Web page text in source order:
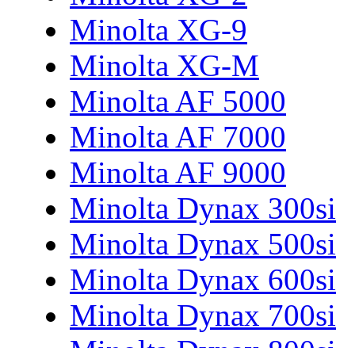
Minolta XG-9
Minolta XG-M
Minolta AF 5000
Minolta AF 7000
Minolta AF 9000
Minolta Dynax 300si
Minolta Dynax 500si
Minolta Dynax 600si
Minolta Dynax 700si